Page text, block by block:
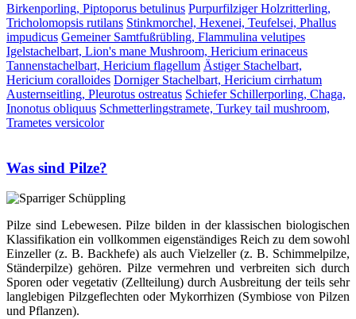
Birkenporling, Piptoporus betulinus Purpurfilziger Holzritterling,
Tricholomopsis rutilans Stinkmorchel, Hexenei, Teufelsei, Phallus
impudicus Gemeiner Samtfußrübling, Flammulina velutipes
Igelstachelbart, Lion's mane Mushroom, Hericium erinaceus
Tannenstachelbart, Hericium flagellum Ästiger Stachelbart,
Hericium coralloides Dorniger Stachelbart, Hericium cirrhatum
Austernseitling, Pleurotus ostreatus Schiefer Schillerporling, Chaga,
Inonotus obliquus Schmetterlingstramete, Turkey tail mushroom,
Trametes versicolor
Was sind Pilze?
Pilze sind Lebewesen. Pilze bilden in der klassischen biologischen
Klassifikation ein vollkommen eigenständiges Reich zu dem sowohl
Einzeller (z. B. Backhefe) als auch Vielzeller (z. B. Schimmelpilze,
Ständerpilze) gehören. Pilze vermehren und verbreiten sich durch
Sporen oder vegetativ (Zellteilung) durch Ausbreitung der teils sehr
langlebigen Pilzgeflechten oder Mykorrhizen (Symbiose von Pilzen
und Pflanzen).